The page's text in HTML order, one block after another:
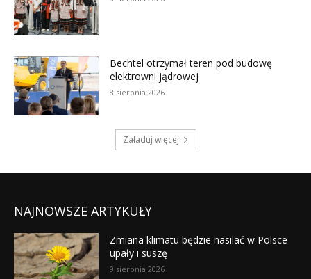
NAJNOWSZE ARTYKUŁY
Zmiana klimatu będzie nasilać w Polsce
upały i suszę
9 sierpnia 2026